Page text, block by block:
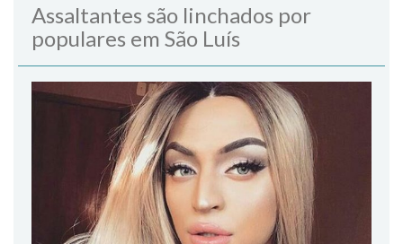
Assaltantes são linchados por
populares em São Luís